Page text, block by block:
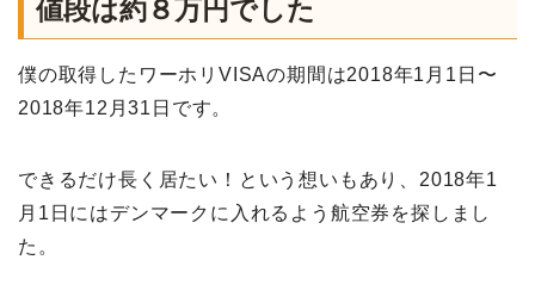
値段は約８万円でした
僕の取得したワーホリVISAの期間は2018年1月1日〜
2018年12月31日です。
できるだけ長く居たい！という想いもあり、2018年1
月1日にはデンマークに入れるよう航空券を探しまし
た。